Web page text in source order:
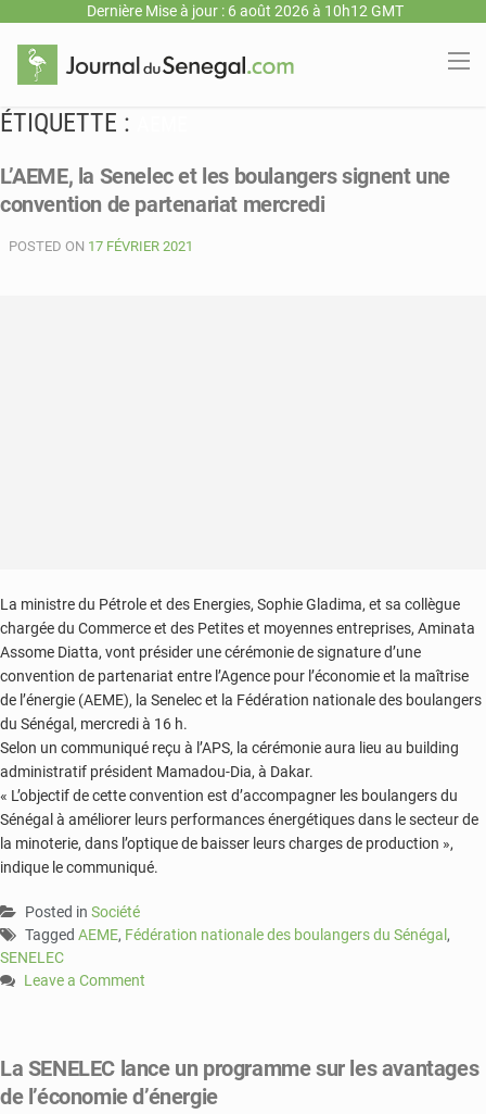
Dernière Mise à jour : 6 août 2026 à 10h12 GMT
ÉTIQUETTE :
L’AEME, la Senelec et les boulangers signent une
convention de partenariat mercredi
POSTED ON 17 FÉVRIER 2021
La ministre du Pétrole et des Energies, Sophie Gladima, et sa collègue
chargée du Commerce et des Petites et moyennes entreprises, Aminata
Assome Diatta, vont présider une cérémonie de signature d’une
convention de partenariat entre l’Agence pour l’économie et la maîtrise
de l’énergie (AEME), la Senelec et la Fédération nationale des boulangers
du Sénégal, mercredi à 16 h.
Selon un communiqué reçu à l’APS, la cérémonie aura lieu au building
administratif président Mamadou-Dia, à Dakar.
« L’objectif de cette convention est d’accompagner les boulangers du
Sénégal à améliorer leurs performances énergétiques dans le secteur de
la minoterie, dans l’optique de baisser leurs charges de production »,
indique le communiqué.
Posted in Société
Tagged AEME, Fédération nationale des boulangers du Sénégal ,
SENELEC
Leave a Comment
Senelec
et
La SENELEC lance un programme sur les avantages
de l’économie d’énergie